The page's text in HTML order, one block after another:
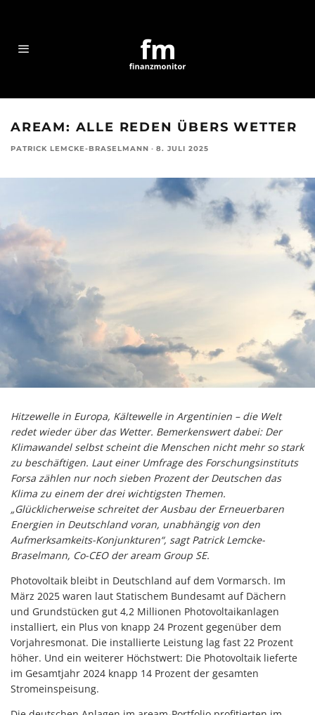
AREAM: ALLE REDEN ÜBERS WETTER
PATRICK LEMCKE-BRASELMANN · 8. JULI 2025
Hitzewelle in Europa, Kältewelle in Argentinien – die Welt
redet wieder über das Wetter. Bemerkenswert dabei: Der
Klimawandel selbst scheint die Menschen nicht mehr so stark
zu beschäftigen. Laut einer Umfrage des Forschungsinstituts
Forsa zählen nur noch sieben Prozent der Deutschen das
Klima zu einem der drei wichtigsten Themen.
„Glücklicherweise schreitet der Ausbau der Erneuerbaren
Energien in Deutschland voran, unabhängig von den
Aufmerksamkeits-Konjunkturen“, sagt Patrick Lemcke-
Braselmann, Co-CEO der aream Group SE.
Photovoltaik bleibt in Deutschland auf dem Vormarsch. Im
März 2025 waren laut Statischem Bundesamt auf Dächern
und Grundstücken gut 4,2 Millionen Photovoltaikanlagen
installiert, ein Plus von knapp 24 Prozent gegenüber dem
Vorjahresmonat. Die installierte Leistung lag fast 22 Prozent
höher. Und ein weiterer Höchstwert: Die Photovoltaik lieferte
im Gesamtjahr 2024 knapp 14 Prozent der gesamten
Stromeinspeisung.